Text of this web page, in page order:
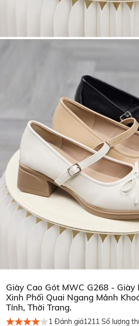
Giày Cao Gót MWC G268 - Giày
Xinh Phối Quai Ngang Mảnh
Tính, Thời Trang.
1 Đánh giá1211 Số lượng